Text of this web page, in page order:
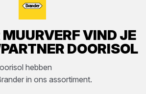
MUURVERFVIND JE
DOORISOL
hebben
in ons assortiment.